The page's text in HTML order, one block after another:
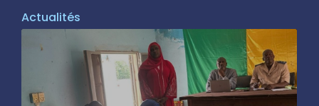
Actualités